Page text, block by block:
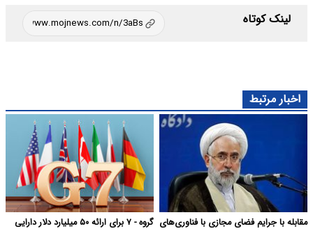
لینک کوتاه
اخبار مرتبط
مقابله با جرایم فضای مجازی با فناوری‌های
گروه - ۷ برای ارائه ۵۰ میلیارد دلار دارایی‌